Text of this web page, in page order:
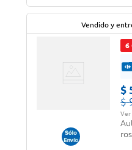
Vendido y
6
$
$
Ver